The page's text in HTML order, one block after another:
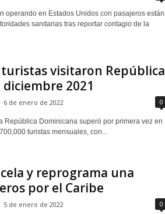
operando en Estados Unidos con pasajeros están
sanitarias tras reportar contagio de la
turistas visitaron República
2021
6 de enero de 2022 0
República Dominicana superó por primera vez en
turistas mensuales, con...
y reprograma una
por el Caribe
5 de enero de 2022 0